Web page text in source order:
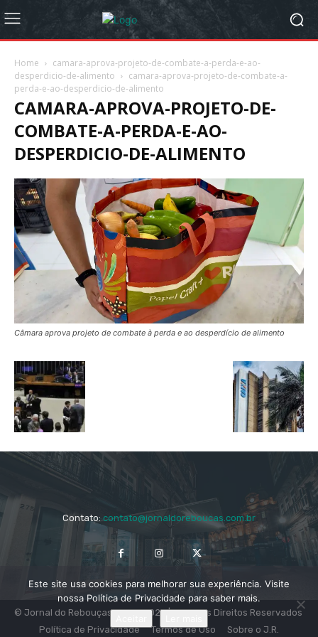
Home
camara-aprova-projeto-de-combate-a-perda-e-ao-
desperdicio-de-alimento
camara-aprova-projeto-de-combate-a-
perda-e-ao-desperdicio-de-alimento
CAMARA-APROVA-PROJETO-DE-
COMBATE-A-PERDA-E-AO-
DESPERDICIO-DE-ALIMENTO
Câmara aprova projeto de combate à perda e ao desperdício de alimento
Contato:contato@jornaldoreboucas.com.br
© Jornal do Rebouças 2014 - 2024 | Todos os Direitos Reservados
Política de Privacidade
Termos de Uso Sobre o J.R.
Este site usa cookies para melhorar sua experiência. Visite
nossa Política de Privacidade para saber mais.